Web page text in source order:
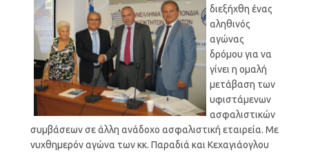
διεξήχθη ένας
αληθινός
αγώνας
δρόμου για να
γίνει η ομαλή
μετάβαση των
υφιστάμενων
ασφαλιστικών
συμβάσεων σε άλλη ανάδοχο ασφαλιστική εταιρεία. Με
νυχθημερόν αγώνα των κκ. Παραδιά και Κεχαγιάογλου